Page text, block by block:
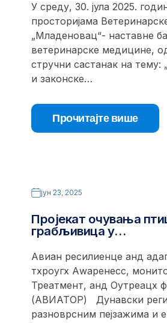
У среду, 30. јула 2025.
просторијама
„Младеновац“- наставне
ветеринарске медицине,
стручни састанак на тему:
и законске…
Прочитајте више
јун 23, 2025
Пројекат очувања
грабљивица у…
Авиан ресилиенце анд
тхроугх Аwаренесс,
Треатмент, анд Оутреацх
(АВИАТОР) Дунавски
разноврсним пејзажима и